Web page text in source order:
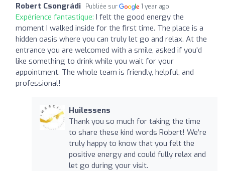
Robert Csongrádi Publiée sur 1 year ago
Expérience fantastique: I felt the good energy the
moment I walked inside for the first time. The place is a
hidden oasis where you can truly let go and relax. At the
entrance you are welcomed with a smile, asked if you'd
like something to drink while you wait for your
appointment. The whole team is friendly, helpful, and
professional!
Huilessens
Thank you so much for taking the time
to share these kind words Robert! We’re
truly happy to know that you felt the
positive energy and could fully relax and
let go during your visit.